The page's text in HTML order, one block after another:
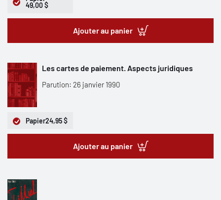
49,00 $
Ajouter au panier
Les cartes de paiement. Aspects juridiques
Parution: 26 janvier 1990
Papier24,95 $
Ajouter au panier